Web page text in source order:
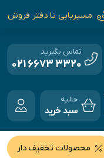
مسیریابی تا دفتر فروش
تماس بگیرید
021 6673 3320
خالیه
سبد خرید
محصولات تخفیف دار